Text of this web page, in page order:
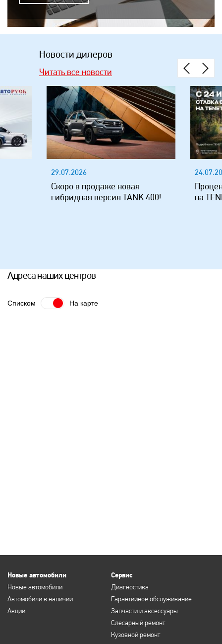
Новости дилеров
Читать все новости
29.07.2026
Скоро в продаже новая
гибридная версия TANK 400!
на
Адреса наших центров
Списком На карте
Новые автомобили
Новые автомобили
Автомобили в наличии
Акции
Сервис
Диагностика
Гарантийное обслуживание
Запчасти и аксессуары
Слесарный ремонт
Кузовной ремонт